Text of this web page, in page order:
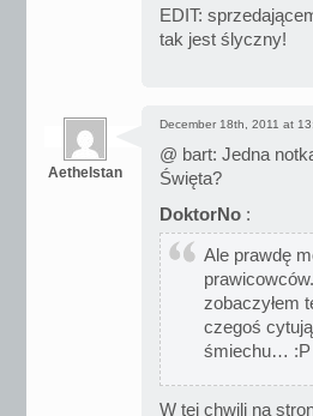
EDIT:
tak jest ślyczny!
Aethelstan
December 18th, 2011 at
@ bart: Jedna
Święta?
DoktorNo :
Ale prawdę
zobaczyłem
czegoś
śmiechu… :P
W tej chwili na